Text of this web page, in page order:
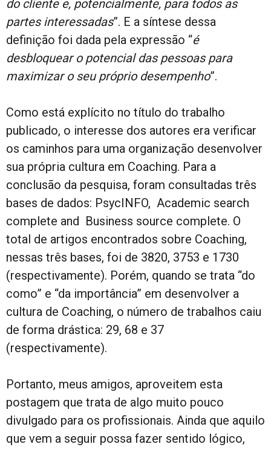
do cliente e, potencialmente, para todos as
partes interessadas”. E a síntese dessa
definição foi dada pela expressão “é
desbloquear o potencial das pessoas para
maximizar o seu próprio desempenho”.
Como está explícito no título do trabalho
publicado, o interesse dos autores era verificar
os caminhos para uma organização desenvolver
sua própria cultura em Coaching. Para a
conclusão da pesquisa, foram consultadas três
bases de dados: PsycINFO, Academic search
complete and Business source complete. O
total de artigos encontrados sobre Coaching,
nessas três bases, foi de 3820, 3753 e 1730
(respectivamente). Porém, quando se trata “do
como” e “da importância” em desenvolver a
cultura de Coaching, o número de trabalhos caiu
de forma drástica: 29, 68 e 37
(respectivamente).
Portanto, meus amigos, aproveitem esta
postagem que trata de algo muito pouco
divulgado para os profissionais. Ainda que aquilo
que vem a seguir possa fazer sentido lógico,